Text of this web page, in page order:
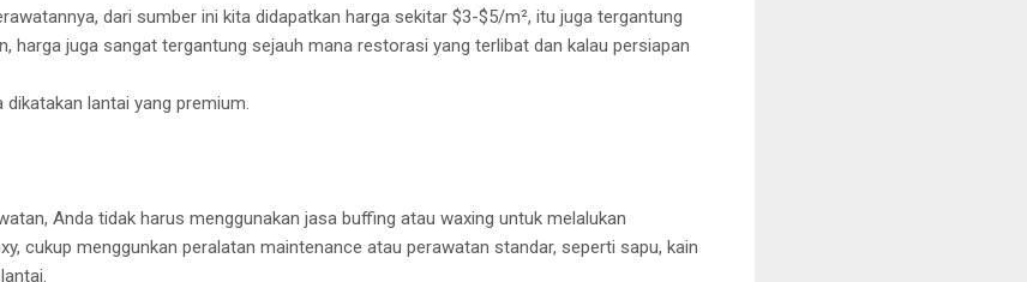
dari sumber ini kita didapatkan harga sekitar $3-$5/m², itu juga tergantung
harga juga sangat tergantung sejauh mana restorasi yang terlibat dan kalau persiapan
lantai yang premium.
Anda tidak harus menggunakan jasa buffing atau waxing untuk melalukan
cukup menggunkan peralatan maintenance atau perawatan standar, seperti sapu, kain